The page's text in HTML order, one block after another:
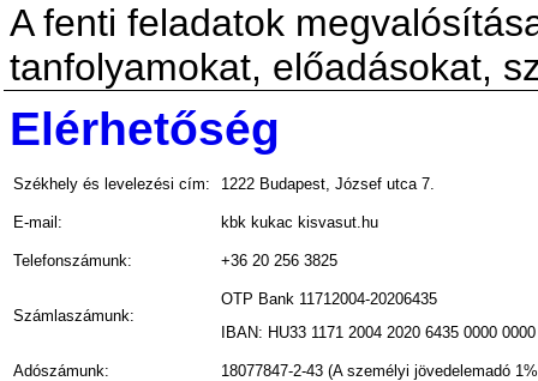
A fenti feladatok
tanfolyamokat, előadásokat,
Elérhetőség
Székhely és levelezési cím: 1222 Budapest, József utca 7.
E-mail: kbk kukac kisvasut.hu
Telefonszámunk: +36 20 256 3825
Számlaszámunk:
OTP Bank 11712004-20206435
IBAN: HU33 1171 2004 2020 6435 0000 0000
Adószámunk: 18077847-2-43 (A személyi jövedelemadó